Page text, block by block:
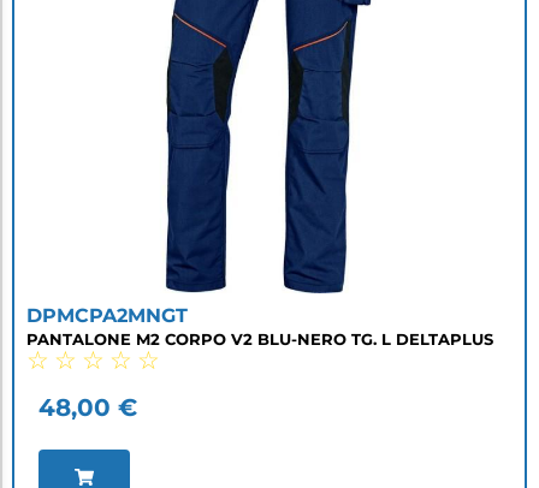
DPMCPA2MNGT
PANTALONE M2 CORPO V2 BLU-NERO TG. L DELTAPLUS
☆ ☆ ☆ ☆ ☆
48,00 €